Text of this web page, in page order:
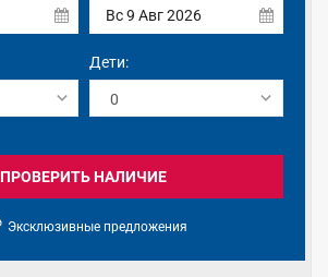
Вс 9 Авг 2026
Дети:
ПРОВЕРИТЬ НАЛИЧИЕ
Эксклюзивные предложения